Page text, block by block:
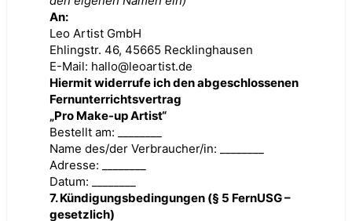
An:
Leo Artist GmbH
Ehlingstr. 46, 45665 Recklinghausen
E-Mail: hallo@leoartist.de
Hiermit widerrufe ich den abgeschlossenen
Fernunterrichtsvertrag
„Pro Make-up Artist“
Bestellt am: ________
Name des/der Verbraucher/in: ________
Adresse: ________
Datum: ________
7. Kündigungsbedingungen (§ 5 FernUSG –
gesetzlich)